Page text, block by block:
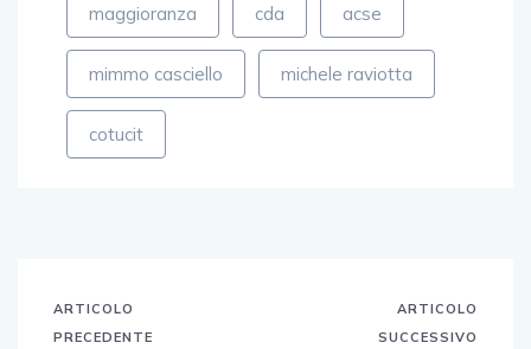
maggioranza cda acse
mimmo casciello michele raviotta
cotucit
ARTICOLO
PRECEDENTE
ARTICOLO
SUCCESSIVO